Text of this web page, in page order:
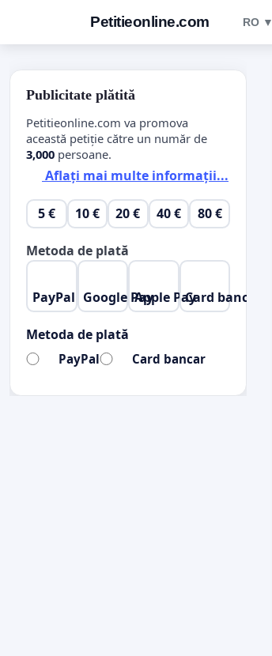
Petitieonline.com RO ▼
Publicitate plătită
Petitieonline.com va promova
această petiție către un număr de
3,000 persoane.
Aflați mai multe informații...
5 € 10 € 20 € 40 € 80 €
Metoda de plată
PayPal Google PayApple PayCard bancar
Metoda de plată
PayPal Card bancar